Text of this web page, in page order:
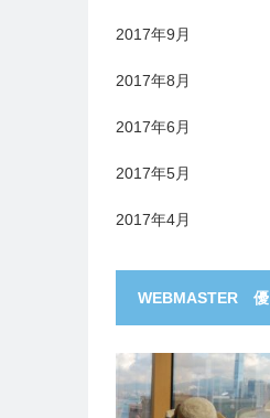
2017年9月
2017年8月
2017年6月
2017年5月
2017年4月
WEBMASTER 優